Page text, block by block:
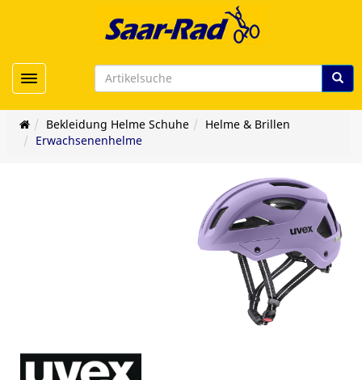
Toggle navigation
Bekleidung Helme Schuhe
Helme & Brillen
Erwachsenenhelme